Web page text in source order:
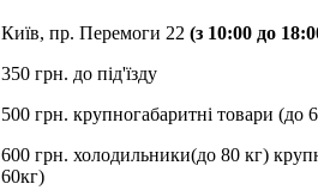
Київ, пр. Перемоги 22 (з 10:00 до
350 грн. до під'їзду
500 грн. крупногабаритні товари (до
600 грн. холодильники(до 80 кг)
60кг)